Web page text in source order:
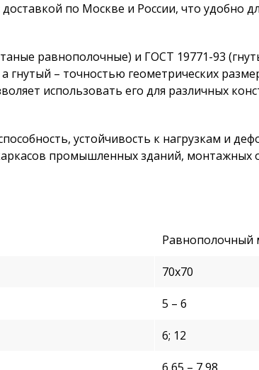
по Москве и России, что удобно
равнополочные) и ГОСТ 19771-93
– точностью геометрических
использовать его для различных
устойчивость к нагрузкам и
промышленных зданий,
Равнополочный
70х70
5 – 6
6; 12